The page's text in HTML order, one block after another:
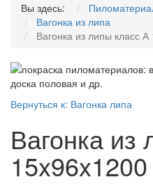
Вы здесь:
Вагонка из липа
Вагонка из липы класс
Вернуться к: Вагонка липа
Вагонка из